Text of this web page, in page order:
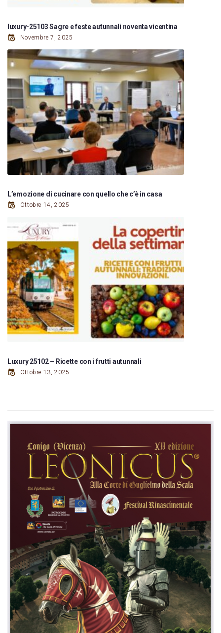
luxury-25103 Sagre e feste autunnali noventa vicentina
Novembre 7, 2025
L’emozione di cucinare con quello che c’è in casa
Ottobre 14, 2025
Luxury 25102 – Ricette con i frutti autunnali
Ottobre 13, 2025